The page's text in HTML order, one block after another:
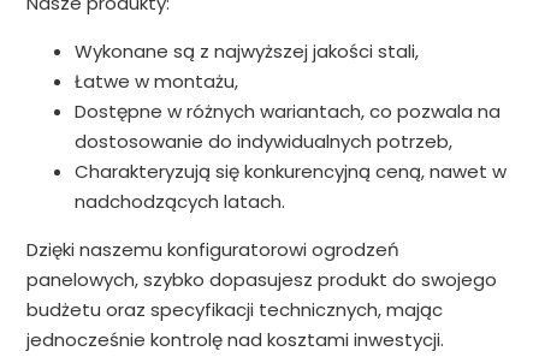
Wykonane są z najwyższej jakości stali,
Łatwe w montażu,
Dostępne w różnych wariantach, co pozwala na
dostosowanie do indywidualnych potrzeb,
Charakteryzują się konkurencyjną ceną, nawet w
nadchodzących latach.
Dzięki naszemu konfiguratorowi ogrodzeń
panelowych, szybko dopasujesz produkt do swojego
budżetu oraz specyfikacji technicznych, mając
jednocześnie kontrolę nad kosztami inwestycji.